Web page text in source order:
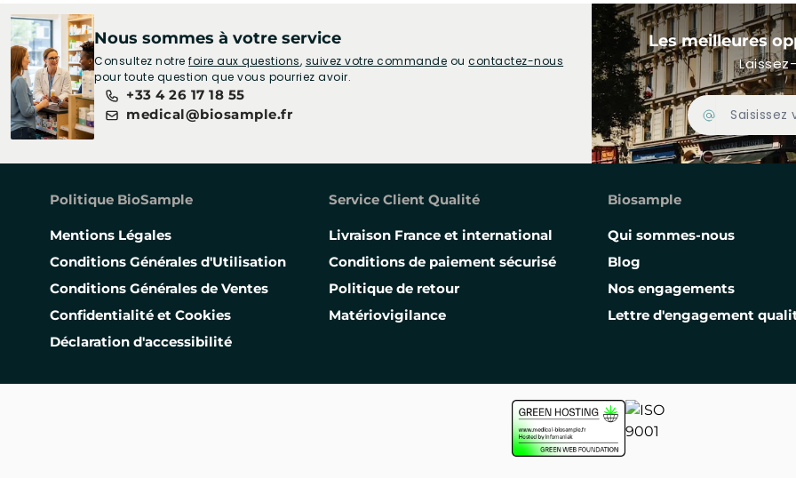
Nous sommes à votre service
Consultez notrefoire aux questions, suivez votre commande oucontactez-nous
pour toute question que vous pourriez avoir.
+33 4 26 17 18 55
medical@biosample.fr
Les meilleures
Adresse Email
Politique BioSample
Mentions Légales
Conditions Générales d'Utilisation
Conditions Générales de Ventes
Confidentialité et Cookies
Déclaration d'accessibilité
Service Client Qualité
Livraison France et international
Conditions de paiement sécurisé
Politique de retour
Matériovigilance
Biosample
Qui sommes-nous
Blog
Nos engagements
Lettre d'engagement